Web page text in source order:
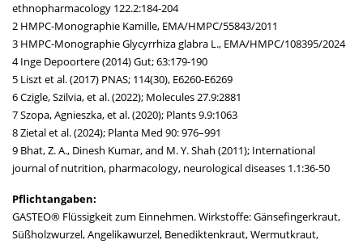
ethnopharmacology 122.2:184-204
2 HMPC-Monographie Kamille, EMA/HMPC/55843/2011
3 HMPC-Monographie Glycyrrhiza glabra L., EMA/HMPC/108395/2024
4 Inge Depoortere (2014) Gut; 63:179-190
5 Liszt et al. (2017) PNAS; 114(30), E6260-E6269
6 Czigle, Szilvia, et al. (2022); Molecules 27.9:2881
7 Szopa, Agnieszka, et al. (2020); Plants 9.9:1063
8 Zietal et al. (2024); Planta Med 90: 976–991
9 Bhat, Z. A., Dinesh Kumar, and M. Y. Shah (2011); International
journal of nutrition, pharmacology, neurological diseases 1.1:36-50
Pflichtangaben:
GASTEO® Flüssigkeit zum Einnehmen. Wirkstoffe: Gänsefingerkraut,
Süßholzwurzel, Angelikawurzel, Benediktenkraut, Wermutkraut,